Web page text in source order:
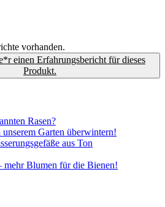
vorhanden.
einen Erfahrungsbericht für dieses
Produkt.
Rasen?
Garten überwintern!
aus Ton
mehr Blumen für die Bienen!